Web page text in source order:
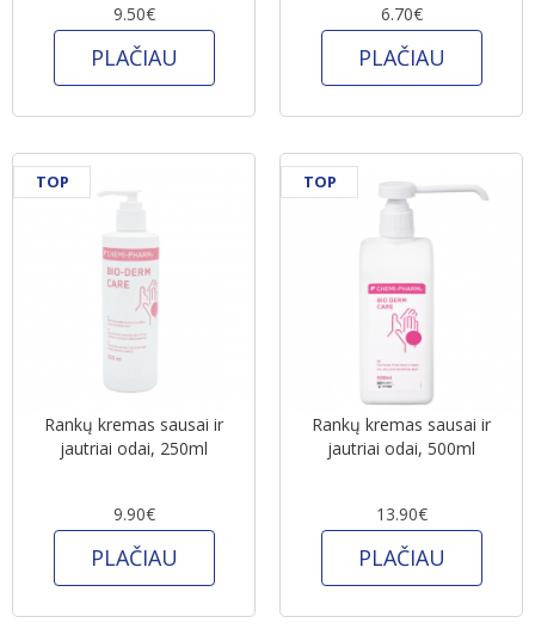
9.50€
PLAČIAU
6.70€
PLAČIAU
Rankų kremas sausai ir
jautriai odai, 250ml
9.90€
PLAČIAU
TOP
Rankų kremas sausai ir
jautriai odai, 500ml
13.90€
PLAČIAU
TOP